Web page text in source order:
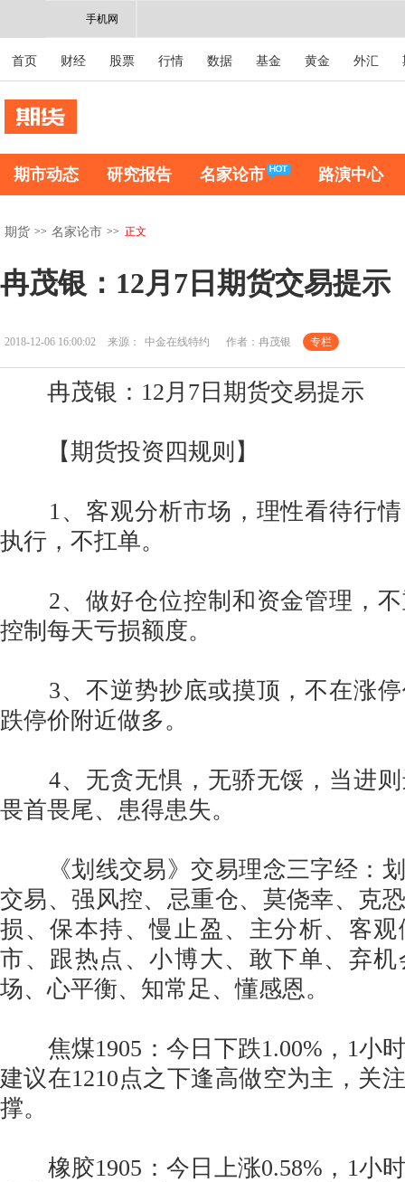
手机网
首页 财经 股票 行情 数据 基金 黄金 外汇
期市动态 研究报告 名家论市 路演中心
期货 >> 名家论市 >> 正文
冉茂银：12月7日期货交易提示
2018-12-06 16:00:02 来源： 中金在线特约 作者：冉茂银 专栏
冉茂银：12月7日期货交易提示
【期货投资四规则】
1、客观分析市场，理性看待行情
执行，不扛单。
2、做好仓位控制和资金管理，不
控制每天亏损额度。
3、不逆势抄底或摸顶，不在涨停
跌停价附近做多。
4、无贪无惧，无骄无馁，当进则
畏首畏尾、患得患失。
《划线交易》交易理念三字经：划
交易、强风控、忌重仓、莫侥幸、克
损、保本持、慢止盈、主分析、客
市、跟热点、小博大、敢下单、弃
场、心平衡、知常足、懂感恩。
焦煤1905：今日下跌1.00%，1小
建议在1210点之下逢高做空为主，关
撑。
橡胶1905：今日上涨0.58%，1小